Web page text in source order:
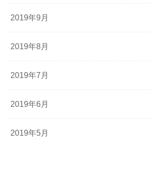
2019年9月
2019年8月
2019年7月
2019年6月
2019年5月